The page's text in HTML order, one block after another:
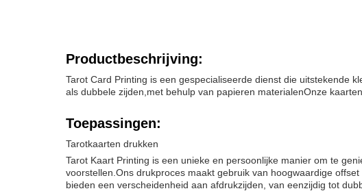
Productbeschrijving:
Tarot Card Printing is een gespecialiseerde dienst die uitstekende
als dubbele zijden,met behulp van papieren materialenOnze
Toepassingen:
Tarotkaarten drukken
Tarot Kaart Printing is een unieke en persoonlijke manier om te
voorstellen.Ons drukproces maakt gebruik van hoogwaardige
bieden een verscheidenheid aan afdrukzijden, van eenzijdig tot